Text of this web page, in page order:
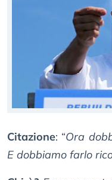
Citazione: “Ora
E dobbiamo farlo